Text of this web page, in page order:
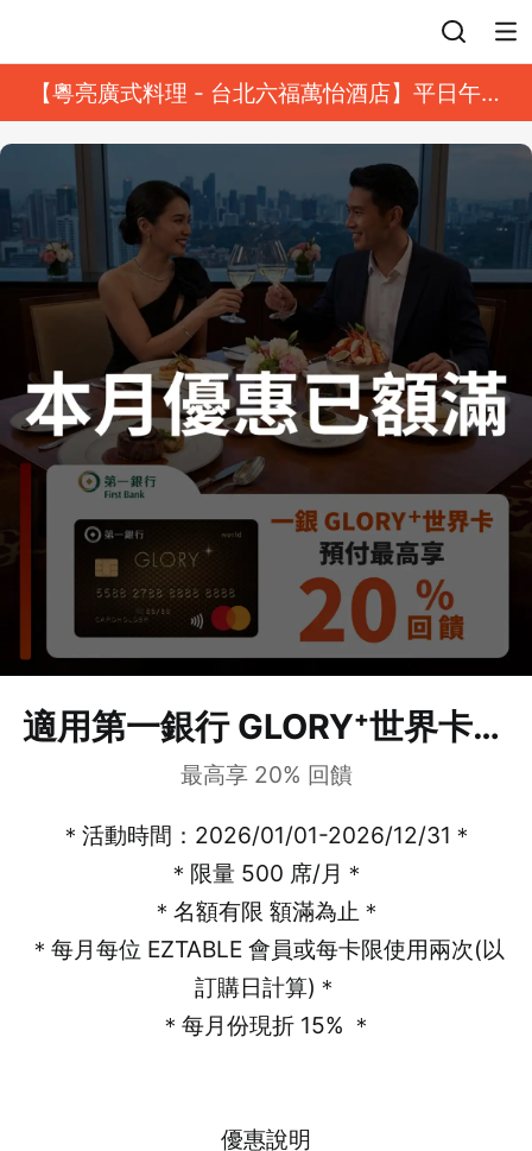
【粵亮廣式料理 - 台北六福萬怡酒店】平日午餐
8 折起｜靓港點套餐
適用第一銀行 GLORY⁺世界卡卡
最高享 20% 回饋
＊活動時間：2026/01/01-2026/12/31＊
＊限量 500 席/月＊
＊名額有限 額滿為止＊
＊每月每位 EZTABLE 會員或每卡限使用兩次(以
訂購日計算)＊
＊每月份現折 15% ＊
優惠說明